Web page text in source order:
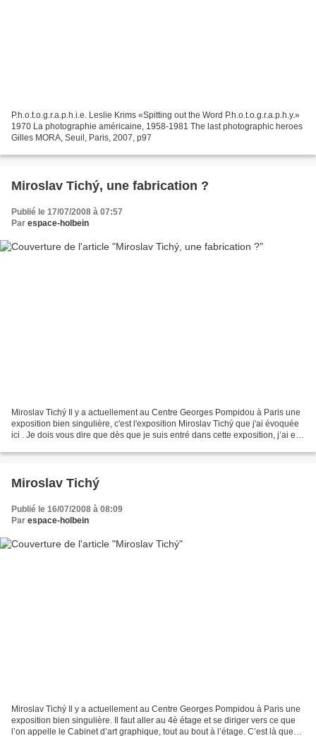
P.h.o.t.o.g.r.a.p.h.i.e. Leslie Krims «Spitting out the Word P.h.o.t.o.g.r.a.p.h.y.»
1970 La photographie américaine, 1958-1981 The last photographic heroes
Gilles MORA, Seuil, Paris, 2007, p97
Miroslav Tichý, une fabrication ?
Publié le 17/07/2008 à 07:57
Par espace-holbein
Miroslav Tichý Il y a actuellement au Centre Georges Pompidou à Paris une
exposition bien singulière, c'est l'exposition Miroslav Tichý que j'ai évoquée
ici . Je dois vous dire que dès que je suis entré dans cette exposition, j’ai eu
Miroslav Tichý
Publié le 16/07/2008 à 08:09
Par espace-holbein
Miroslav Tichý Il y a actuellement au Centre Georges Pompidou à Paris une
exposition bien singulière. Il faut aller au 4è étage et se diriger vers ce que
l’on appelle le Cabinet d’art graphique, tout au bout à l’étage. C’est là que